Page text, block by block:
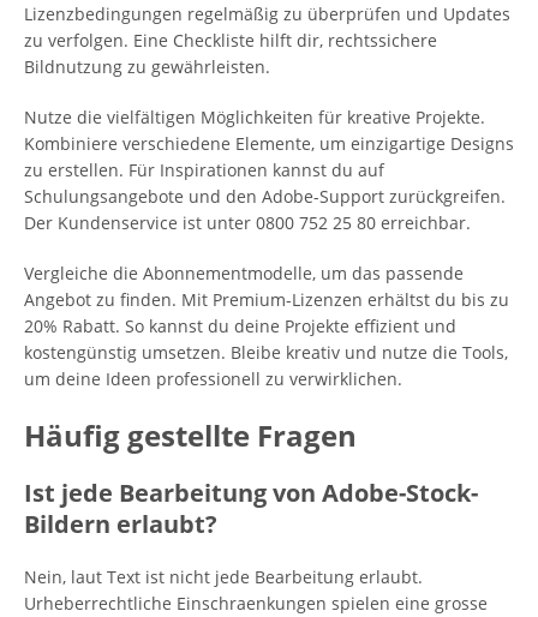
Lizenzbedingungen regelmäßig zu überprüfen und Updates
zu verfolgen. Eine Checkliste hilft dir, rechtssichere
Bildnutzung zu gewährleisten.
Nutze die vielfältigen Möglichkeiten für kreative Projekte.
Kombiniere verschiedene Elemente, um einzigartige Designs
zu erstellen. Für Inspirationen kannst du auf
Schulungsangebote und den Adobe-Support zurückgreifen.
Der Kundenservice ist unter 0800 752 25 80 erreichbar.
Vergleiche die Abonnementmodelle, um das passende
Angebot zu finden. Mit Premium-Lizenzen erhältst du bis zu
20% Rabatt. So kannst du deine Projekte effizient und
kostengünstig umsetzen. Bleibe kreativ und nutze die Tools,
um deine Ideen professionell zu verwirklichen.
Häufig gestellte Fragen
Ist jede Bearbeitung von Adobe-Stock-
Bildern erlaubt?
Nein, laut Text ist nicht jede Bearbeitung erlaubt.
Urheberrechtliche Einschraenkungen spielen eine grosse